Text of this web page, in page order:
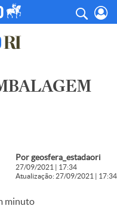
Por geosfera_estadaori
27/09/2021 | 17:34
Atualização: 27/09/2021 | 17:34
minuto